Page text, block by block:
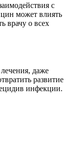
с
может влиять
врачу о всех
даже
развитие
инфекции.